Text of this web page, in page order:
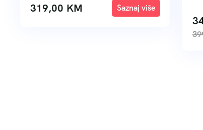
319,00 KM Explore